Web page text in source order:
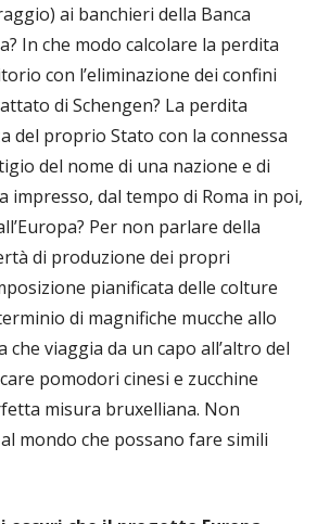
ai banchieri della Banca
In che modo calcolare la perdita
con l’eliminazione dei confini
di Schengen? La perdita
del proprio Stato con la connessa
del nome di una nazione e di
impresso, dal tempo di Roma in poi,
Per non parlare della
di produzione dei propri
pianificata delle colture
di magnifiche mucche allo
viaggia da un capo all’altro del
pomodori cinesi e zucchine
misura bruxelliana. Non
mondo che possano fare simili